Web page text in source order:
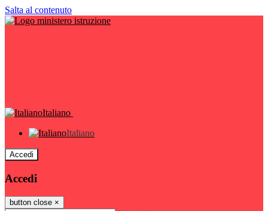
Salta al contenuto
Italiano
Italiano
Accedi
Accedi
button close ×